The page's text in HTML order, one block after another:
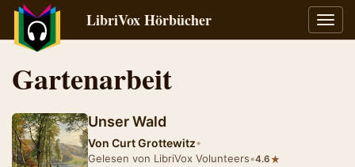
LibriVox Hörbücher
Gartenarbeit
Unser Wald
Von Curt Grottewitz•
Gelesen von LibriVox Volunteers•4.6★